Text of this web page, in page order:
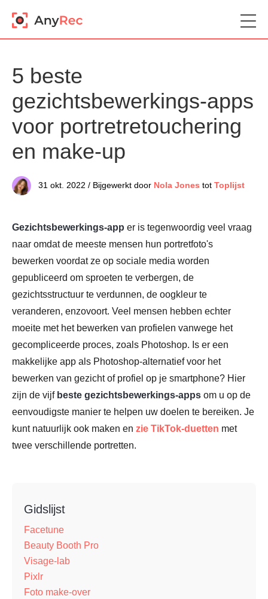
5 beste
gezichtsbewerkings-apps
voor portretretouchering
en make-up
31 okt. 2022 / Bijgewerkt door Nola Jones tot Toplijst
Gezichtsbewerkings-app er is tegenwoordig veel vraag
naar omdat de meeste mensen hun portretfoto's
bewerken voordat ze op sociale media worden
gepubliceerd om sproeten te verbergen, de
gezichtsstructuur te verdunnen, de oogkleur te
veranderen, enzovoort. Veel mensen hebben echter
moeite met het bewerken van profielen vanwege het
gecompliceerde proces, zoals Photoshop. Is er een
makkelijke app als Photoshop-alternatief voor het
bewerken van gezicht of profiel op je smartphone? Hier
zijn de vijf beste gezichtsbewerkings-apps om u op de
eenvoudigste manier te helpen uw doelen te bereiken. Je
kunt natuurlijk ook maken en zie TikTok-duetten met
twee verschillende portretten.
Gidslijst
Facetune
Beauty Booth Pro
Visage-lab
Pixlr
Foto make-over